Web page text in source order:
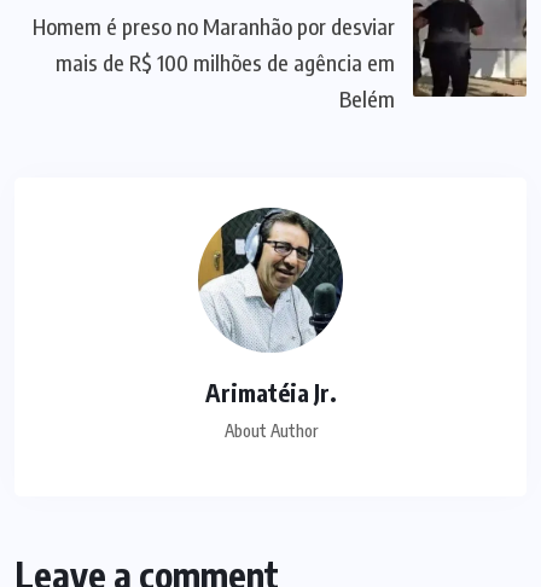
Homem é preso no Maranhão por desviar
mais de R$ 100 milhões de agência em
Belém
Arimatéia Jr.
About Author
Leave a comment